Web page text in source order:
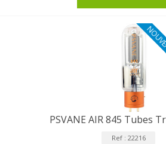
PSVANE AIR 845 Tubes
Ref : 22216